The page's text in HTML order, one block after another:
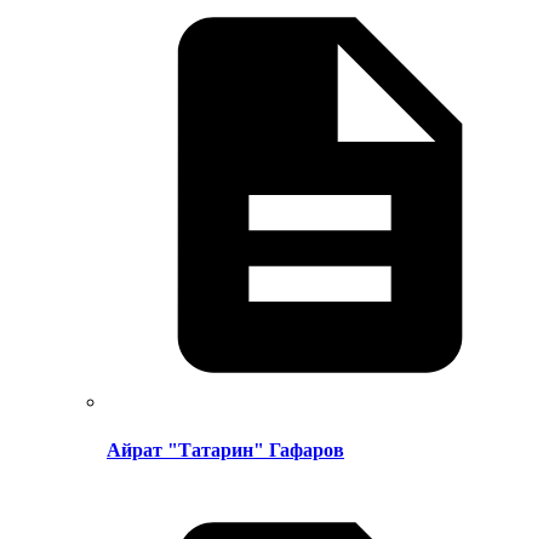
Айрат "Татарин" Гафаров